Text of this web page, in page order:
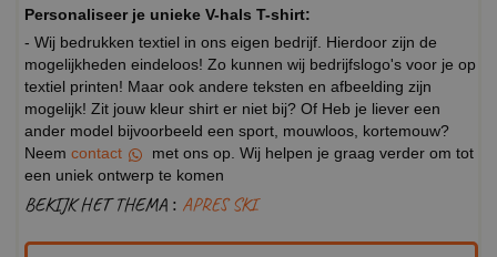
Personaliseer je unieke V-hals T-shirt:
- Wij bedrukken textiel in ons eigen bedrijf. Hierdoor zijn de
mogelijkheden eindeloos! Zo kunnen wij bedrijfslogo's voor je op
textiel printen! Maar ook andere teksten en afbeelding zijn
mogelijk! Zit jouw kleur shirt er niet bij? Of Heb je liever een
ander model bijvoorbeeld een sport, mouwloos, kortemouw?
Neem contact
met ons op. Wij helpen je graag verder om tot
een uniek ontwerp te komen
BEKIJK HET THEMA : APRES SKI